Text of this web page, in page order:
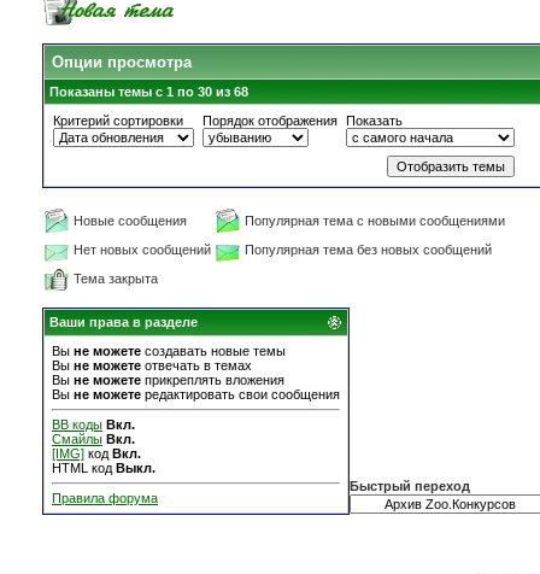
Опции просмотра
Показаны темы с 1 по 30 из 68
Критерий сортировки
Порядок отображения Показать
Новые сообщения
Популярная тема с новыми сообщениями
Нет новых сообщений
Популярная тема без новых сообщений
Тема закрыта
Ваши права в разделе
Вы не можете создавать новые темы
Вы не можете отвечать в темах
Вы не можете прикреплять вложения
Вы не можете редактировать свои сообщения
BB коды Вкл.
Смайлы Вкл.
[IMG] код Вкл.
HTML код Выкл.
Правила форума
Быстрый переход